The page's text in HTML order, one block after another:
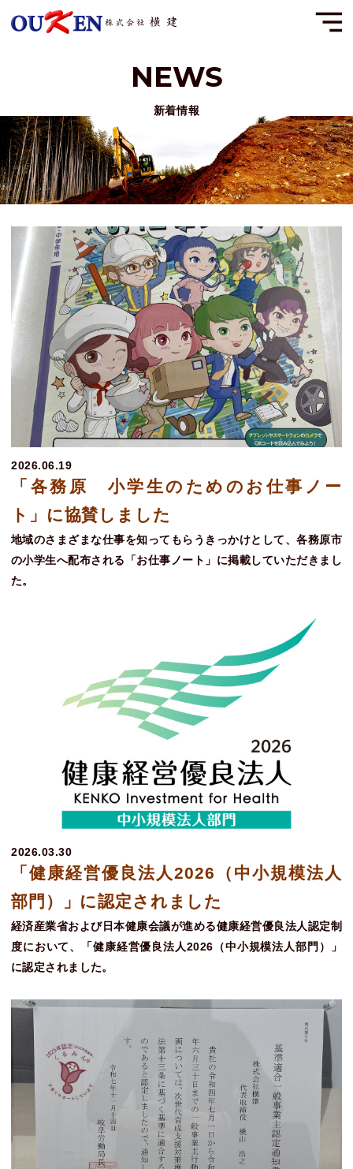
新着情報
「各務原 小学生のためのお仕事ノー
ト」に協賛しました
2026.06.19
地域のさまざまな仕事を知ってもらうきっかけとして、各務原市
の小学生へ配布される「お仕事ノート」に掲載していただきまし
た。
「健康経営優良法人2026（中小規模法人
部門）」に認定されました
2026.03.30
経済産業省および日本健康会議が進める健康経営優良法人認定制
度において、「健康経営優良法人2026（中小規模法人部門）」
に認定されました。